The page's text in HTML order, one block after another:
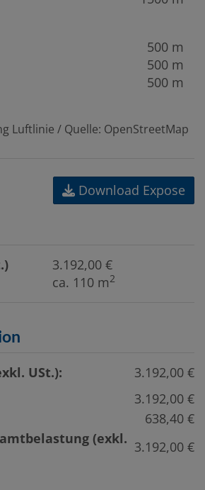
500 m
500 m
500 m
Luftlinie / Quelle: OpenStreetMap
Download Expose
3.192,00 €
ca. 110 m2
USt.):
3.192,00 €
3.192,00 €
638,40 €
(exkl. 3.192,00 €